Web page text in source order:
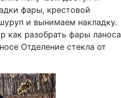
фары, крестовой
и вынимаем накладку.
как разобрать фары ланоса
Отделение стекла от